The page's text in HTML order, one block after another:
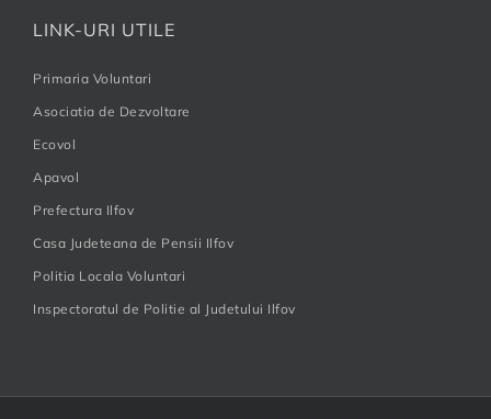
LINK-URI UTILE
Primaria Voluntari
Asociatia de Dezvoltare
Ecovol
Apavol
Prefectura Ilfov
Casa Judeteana de Pensii Ilfov
Politia Locala Voluntari
Inspectoratul de Politie al Judetului Ilfov